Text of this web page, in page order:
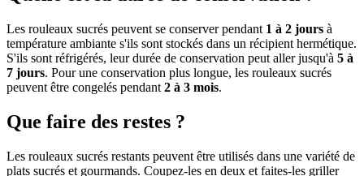
Les rouleaux sucrés peuvent se conserver pendant 1 à 2 jours à
température ambiante s'ils sont stockés dans un récipient hermétique.
S'ils sont réfrigérés, leur durée de conservation peut aller jusqu'à 5 à
7 jours. Pour une conservation plus longue, les rouleaux sucrés
peuvent être congelés pendant 2 à 3 mois.
Que faire des restes ?
Les rouleaux sucrés restants peuvent être utilisés dans une variété de
plats sucrés et gourmands. Coupez-les en deux et faites-les griller